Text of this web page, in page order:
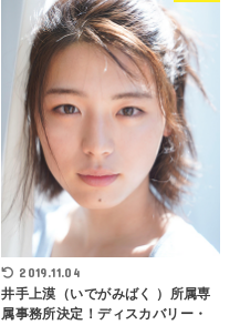
2019.11.04
井手上漠（いでがみばく ）所属専
属事務所決定！ディスカバリー・